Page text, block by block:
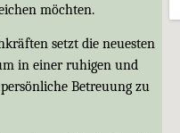
möchten.
setzt die neuesten
in einer ruhigen und
Betreuung zu